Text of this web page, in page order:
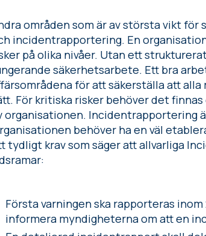
områden som är av största vikt
incidentrapportering. En
på olika nivåer. Utan ett
säkerhetsarbete. Ett bra
för att säkerställa att
För kritiska risker behöver det
organisationen. Incidentrapportering
behöver ha en väl
tydligt krav som säger att allvarliga
Första varningen ska rapporteras
informera myndigheterna om att en